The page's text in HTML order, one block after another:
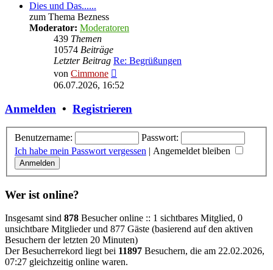
Dies und Das......
zum Thema Bezness
Moderator: Moderatoren
439 Themen
10574 Beiträge
Letzter Beitrag Re: Begrüßungen
von Cimmone
Beitrag
06.07.2026, 16:52
Anmelden • Registrieren
Benutzername:
Passwort:
Ich habe mein Passwort vergessen | Angemeldet bleiben
Wer ist online?
Insgesamt sind 878 Besucher online :: 1 sichtbares Mitglied, 0
unsichtbare Mitglieder und 877 Gäste (basierend auf den aktiven
Besuchern der letzten 20 Minuten)
Der Besucherrekord liegt bei 11897 Besuchern, die am 22.02.2026,
07:27 gleichzeitig online waren.